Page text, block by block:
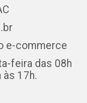
e-commerce
feira das 08h
17h.